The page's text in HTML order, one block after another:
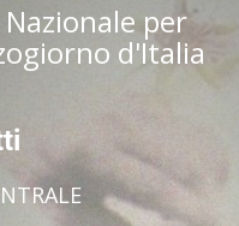
per
d'Italia